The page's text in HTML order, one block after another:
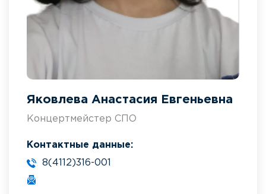
Яковлева Анастасия Евгеньевна
Концертмейстер СПО
Контактные данные:
8(4112)316-001